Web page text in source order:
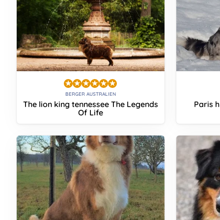
BERGER AUSTRALIEN
The lion king tennessee The Legends
Of Life
Paris